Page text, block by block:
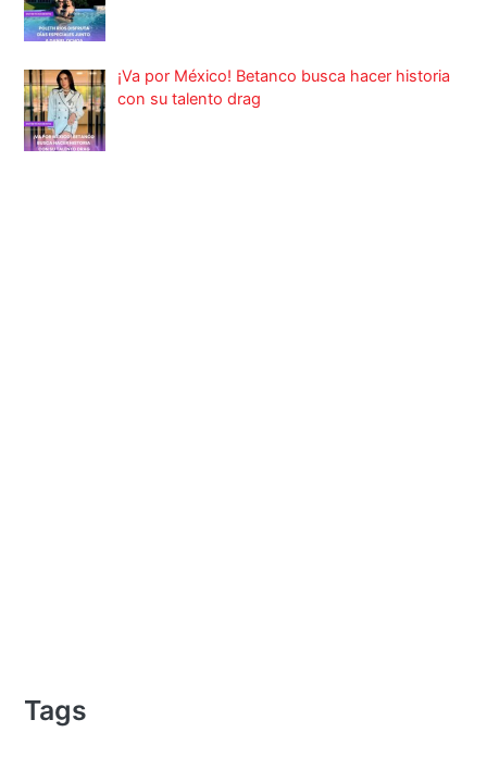
¡Va por México! Betanco busca hacer historia
con su talento drag
Tags